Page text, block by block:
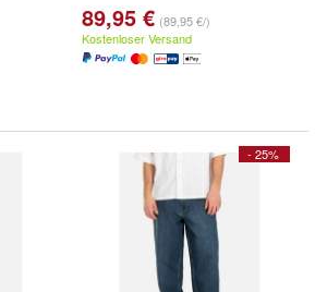
89,95 € (89,95 €/)
Kostenloser Versand
- 25%